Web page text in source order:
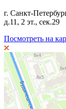
г. Санкт-
д.11, 2 эт., сек.29
Посмотреть на